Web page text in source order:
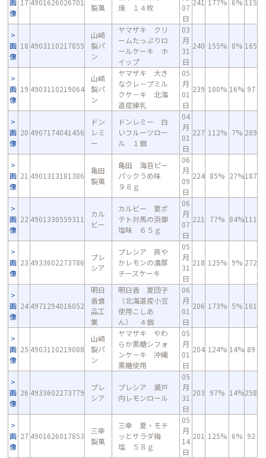
画
像
17 4901626026701
製菓
焼 １４枚
07
日
241 177% 6% 115
画
像
18 4903110217855
山崎
製パ
ン
ヤマザキ クリ
ームたっぷりロ
ールケーキ ホ
イップ
03
月
31
日
240 155% 8% 165
画
像
19 4903110219064
山崎
製パ
ン
ヤマザキ 大き
なクレ－プミル
クケ－キ 北海
道産練乳
05
月
01
日
239 100% 16% 97
画
像
20 4907174041456
ドン
レミ
ー
ドンレミー 白
いフルーツロー
ル １個
04
月
01
日
227 112% 7% 289
画
像
21 4901313181386
亀田
製菓
亀田 海苔ピー
パックうめ味
９８ｇ
06
月
09
日
224 85% 27%187
画
像
22 4901330559311
カル
ビー
カルビー 夏ポ
テト対馬の浜御
塩味 ６５ｇ
06
月
07
日
221 77% 84%111
画
像
23 4933602273786
プレ
シア
プレシア 爽や
かレモンの濃厚
チーズケーキ
05
月
31
日
218 125% 9% 272
画
像
24 4971294016052
明日
香食
品工
業
明日香 夏団子
（北海道産小豆
使用こしあ
ん） ４個
06
月
01
日
206 173% 5% 161
画
像
25 4903110219088
山崎
製パ
ン
ヤマザキ やわ
らか黒糖シフォ
ンケ－キ 沖縄
黒糖使用
05
月
01
日
204 124% 14% 89
画
像
26 4933602273779
プレ
シア
プレシア 瀬戸
内レモンロール
05
月
31
日
203 97% 14%258
画
像
27 4901626017853
三幸
製菓
三幸 夏・モチ
ッとサラダ梅
塩 ５８ｇ
05
月
14
日
201 125% 6% 92